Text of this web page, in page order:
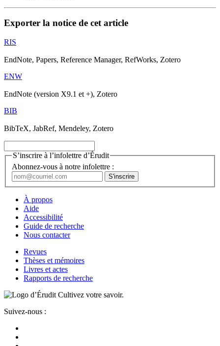
Exporter la notice de cet article
RIS
EndNote, Papers, Reference Manager, RefWorks, Zotero
ENW
EndNote (version X9.1 et +), Zotero
BIB
BibTeX, JabRef, Mendeley, Zotero
S’inscrire à l’infolettre d’Érudit
Abonnez-vous à notre infolettre :
À propos
Aide
Accessibilité
Guide de recherche
Nous contacter
Revues
Thèses et mémoires
Livres et actes
Rapports de recherche
Cultivez votre savoir.
Suivez-nous :